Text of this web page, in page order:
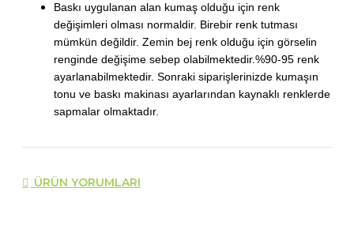
Baskı uygulanan alan kumaş olduğu için renk
değişimleri olması normaldir. Birebir renk tutması
mümkün değildir. Zemin bej renk olduğu için görselin
renginde değişime sebep olabilmektedir.%90-95 renk
ayarlanabilmektedir. Sonraki siparişlerinizde kumaşın
tonu ve baskı makinası ayarlarından kaynaklı renklerde
sapmalar olmaktadır.
ÜRÜN YORUMLARI